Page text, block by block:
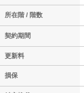
所在階 / 階数
契約期間
更新料
損保